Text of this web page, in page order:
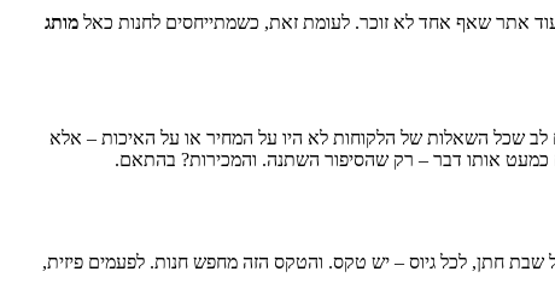
אתר שאף אחד לא זוכר. לעומת זאת, כשמתייחסים לחנות כאל מותג
שכל השאלות של הלקוחות לא היו על המחיר או על האיכות – אלא
כמעט אותו דבר – רק שהסיפור השתנה. והמכירות? בהתאם.
שבת חתן, לכל גיוס – יש טקס. והטקס הזה מחפש חנות. לפעמים פיזית,